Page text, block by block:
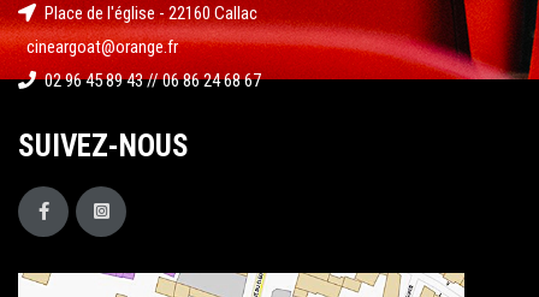
Place de l'église - 22160 Callac
cineargoat@orange.fr
02 96 45 89 43 // 06 86 24 68 67
SUIVEZ-NOUS